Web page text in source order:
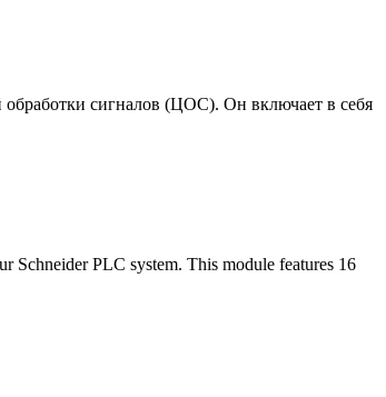
обработки сигналов (ЦОС). Он включает в себя
Schneider PLC system. This module features 16